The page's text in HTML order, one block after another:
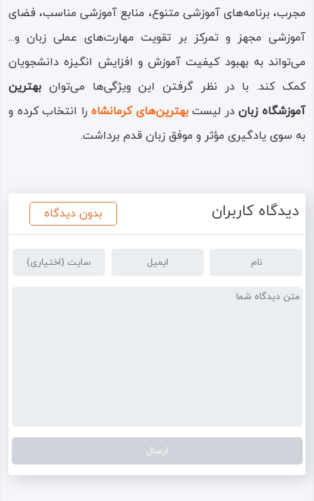
مجرب، برنامه‌های آموزشی متنوع، منابع آموزشی مناسب، فضای
آموزشی مجهز و تمرکز بر تقویت مهارت‌های عملی زبان و‌‌.‌‌.‌‌.‌
‌‌می‌‌تواند به بهبود کیفیت آموزش و افزایش انگیزه دانشجویان
کمک کند‌‌. با در نظر گرفتن این ویژگی‌ها‌ ‌‌می‌‌توان بهترین
آموزشگاه زباندر لیستبهترین‌های کرمانشاهرا انتخاب کرده و
به سوی یادگیری مؤثر و موفق زبان قدم برداشت‌‌.
دیدگاه کاربران بدون دیدگاه